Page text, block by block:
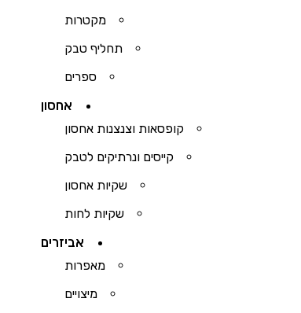
מקטרות
תחליף טבק
ספרים
אחסון
קופסאות וצנצנות אחסון
קייסים ונרתיקים לטבק
שקיות אחסון
שקיות לחות
אביזרים
מאפרות
מיצויים